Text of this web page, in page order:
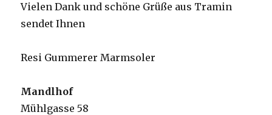
Vielen Dank und schöne Grüße aus Tramin
sendet Ihnen
Resi Gummerer Marmsoler
Mandlhof
Mühlgasse 58